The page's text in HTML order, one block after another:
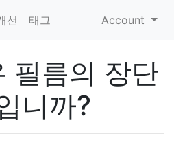
선 태그 Account
필름의 장단
니까?